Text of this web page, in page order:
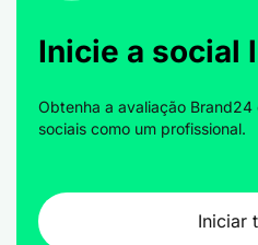
Inicie a social
Obtenha a avaliação
sociais como um profissional.
Iniciar